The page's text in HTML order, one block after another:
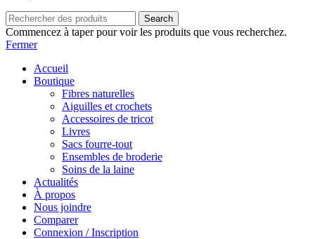
Search
Commencez à taper pour voir les produits que vous recherchez.
Fermer
Accueil
Boutique
Fibres naturelles
Aiguilles et crochets
Accessoires de tricot
Livres
Sacs fourre-tout
Ensembles de broderie
Soins de la laine
Actualités
À propos
Nous joindre
Comparer
Connexion / Inscription